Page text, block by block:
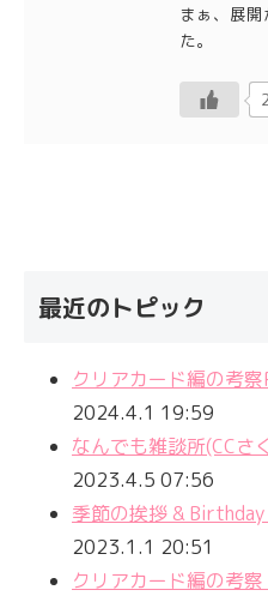
まぁ、展
た。
2
最近のトピック
クリアカード編の考
2024.4.1 19:59
なんでも雑談所(CCさ
2023.4.5 07:56
季節の挨拶 & Birthday
2023.1.1 20:51
クリアカード編の考